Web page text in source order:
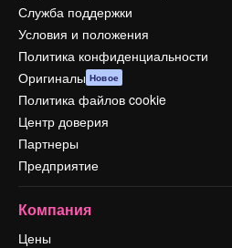
Служба поддержки
Условия и положения
Политика конфиденциальности
Оригиналы Новое
Политика файлов cookie
Центр доверия
Партнеры
Предприятие
Компания
Цены